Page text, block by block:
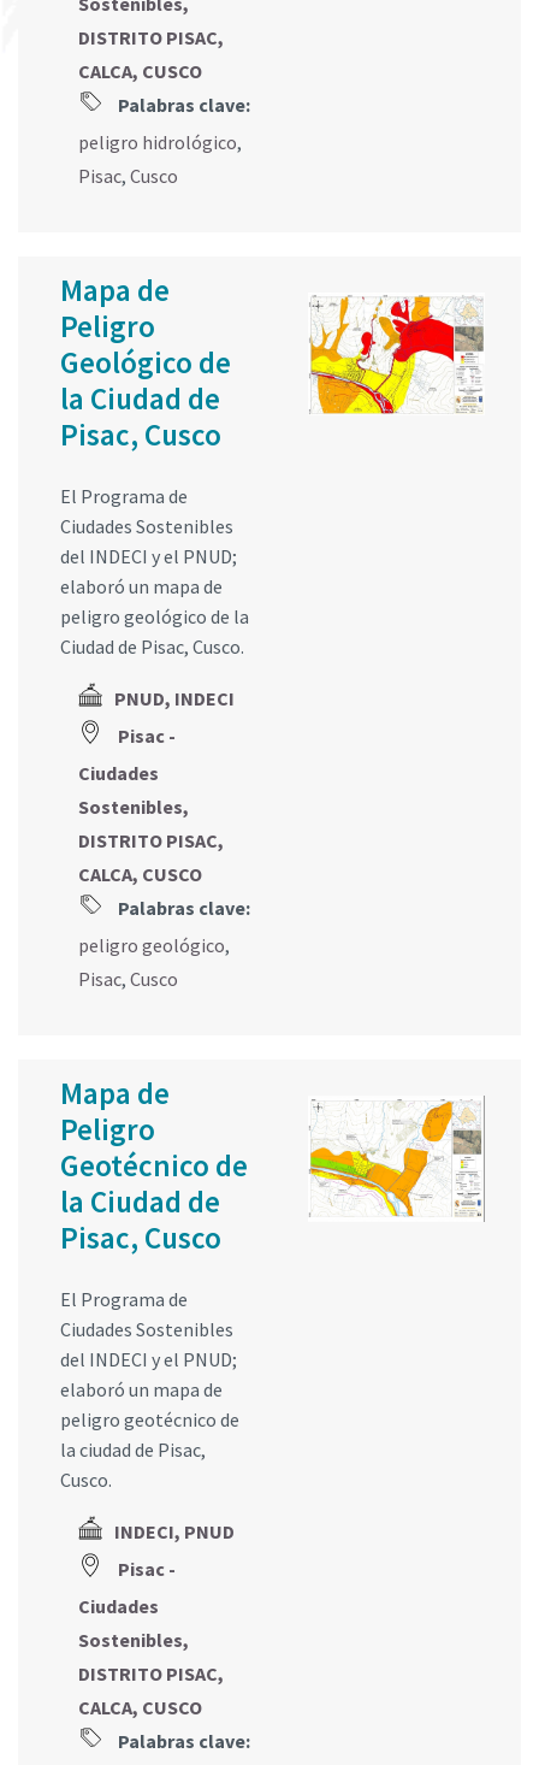
DISTRITO PISAC,
CALCA, CUSCO
Palabras clave:
peligro hidrológico,
Pisac, Cusco
Mapa de
Peligro
Geológico de
la Ciudad de
Pisac, Cusco
El Programa de
Ciudades Sostenibles
del INDECI y el PNUD;
elaboró un mapa de
peligro geológico de la
Ciudad de Pisac, Cusco.
PNUD, INDECI
Pisac -
Ciudades
Sostenibles,
DISTRITO PISAC,
CALCA, CUSCO
Palabras clave:
peligro geológico,
Pisac, Cusco
Mapa de
Peligro
Geotécnico de
la Ciudad de
Pisac, Cusco
El Programa de
Ciudades Sostenibles
del INDECI y el PNUD;
elaboró un mapa de
peligro geotécnico de
la ciudad de Pisac,
Cusco.
INDECI, PNUD
Pisac -
Ciudades
Sostenibles,
DISTRITO PISAC,
CALCA, CUSCO
Palabras clave: